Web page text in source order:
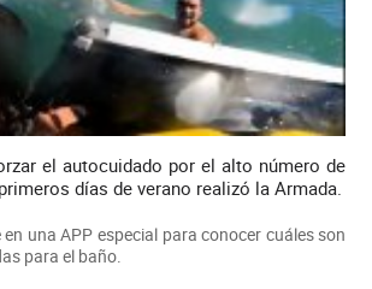
el autocuidado por el alto número de
días de verano realizó la Armada.
una APP especial para conocer cuáles son
para el baño.